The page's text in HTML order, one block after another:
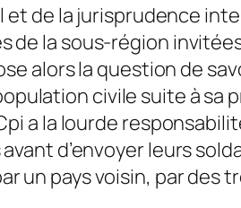
de la jurisprudence
de la sous-région
alors la question de
civile suite à sa
a la lourde
d’envoyer leurs
un pays voisin, par des